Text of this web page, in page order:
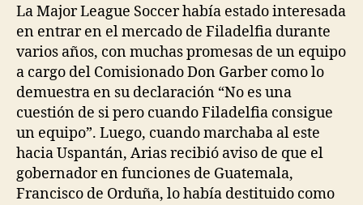
La Major League Soccer había estado interesada
en entrar en el mercado de Filadelfia durante
varios años, con muchas promesas de un equipo
a cargo del Comisionado Don Garber como lo
demuestra en su declaración “No es una
cuestión de si pero cuando Filadelfia consigue
un equipo”. Luego, cuando marchaba al este
hacia Uspantán, Arias recibió aviso de que el
gobernador en funciones de Guatemala,
Francisco de Orduña, lo había destituido como